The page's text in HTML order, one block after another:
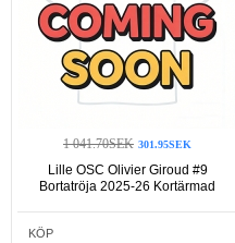
1 041.70SEK 301.95SEK
Lille OSC Olivier Giroud #9
Bortatröja 2025-26 Kortärmad
KÖP